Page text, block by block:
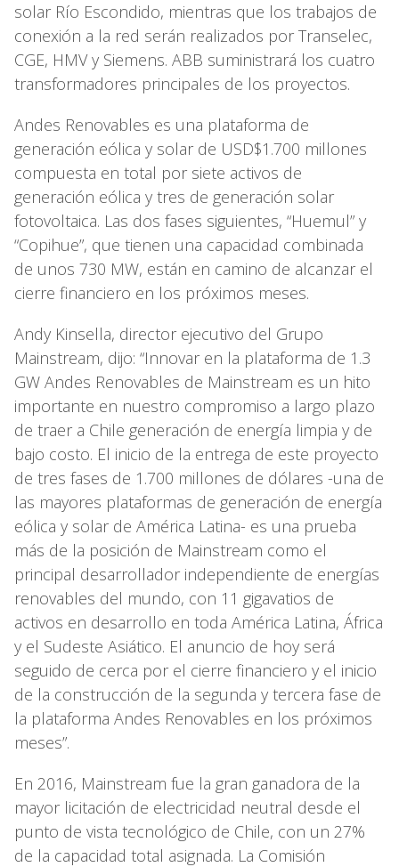
solar Río Escondido, mientras que los trabajos de
conexión a la red serán realizados por Transelec,
CGE, HMV y Siemens. ABB suministrará los cuatro
transformadores principales de los proyectos.
Andes Renovables es una plataforma de
generación eólica y solar de USD$1.700 millones
compuesta en total por siete activos de
generación eólica y tres de generación solar
fotovoltaica. Las dos fases siguientes, “Huemul” y
“Copihue”, que tienen una capacidad combinada
de unos 730 MW, están en camino de alcanzar el
cierre financiero en los próximos meses.
Andy Kinsella, director ejecutivo del Grupo
Mainstream, dijo: “Innovar en la plataforma de 1.3
GW Andes Renovables de Mainstream es un hito
importante en nuestro compromiso a largo plazo
de traer a Chile generación de energía limpia y de
bajo costo. El inicio de la entrega de este proyecto
de tres fases de 1.700 millones de dólares -una de
las mayores plataformas de generación de energía
eólica y solar de América Latina- es una prueba
más de la posición de Mainstream como el
principal desarrollador independiente de energías
renovables del mundo, con 11 gigavatios de
activos en desarrollo en toda América Latina, África
y el Sudeste Asiático. El anuncio de hoy será
seguido de cerca por el cierre financiero y el inicio
de la construcción de la segunda y tercera fase de
la plataforma Andes Renovables en los próximos
meses”.
En 2016, Mainstream fue la gran ganadora de la
mayor licitación de electricidad neutral desde el
punto de vista tecnológico de Chile, con un 27%
de la capacidad total asignada. La Comisión